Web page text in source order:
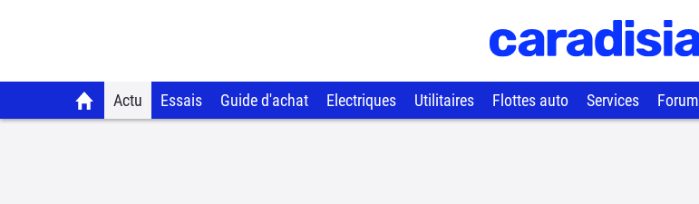
Actu Essais Guide d'achat Electriques Utilitaires Flottes auto Services Forum